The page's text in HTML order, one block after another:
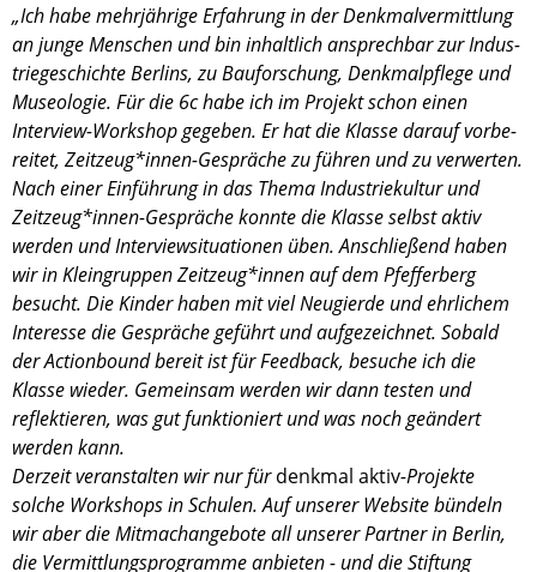
„Ich habe mehrjäh­rige Erfah­rung in der Denkmal­ver­mitt­lung
an junge Menschen und bin inhalt­lich ansprech­bar zur Indus­
trie­ge­schichte Berlins, zu Baufor­schung, Denkmal­pflege und
Museo­lo­gie. Für die 6c habe ich im Projekt schon einen
Interview-Workshop gegeben. Er hat die Klasse darauf vorbe­
rei­tet, Zeitzeug*innen-Gespräche zu führen und zu verwer­ten.
Nach einer Einfüh­rung in das Thema Indus­trie­kul­tur und
Zeitzeug*innen-Gespräche konnte die Klasse selbst aktiv
werden und Inter­view­si­tua­tio­nen üben. Anschlie­ßend haben
wir in Klein­grup­pen Zeitzeug*innen auf dem Pfeffer­berg
besucht. Die Kinder haben mit viel Neugierde und ehrli­chem
Inter­esse die Gesprä­che geführt und aufge­zeich­net. Sobald
der Action­bound bereit ist für Feedback, besuche ich die
Klasse wieder. Gemein­sam werden wir dann testen und
reflek­tie­ren, was gut funktio­niert und was noch geändert
werden kann.
Derzeit veran­stal­ten wir nur fürdenkmal aktiv-Projekte
solche Workshops in Schulen. Auf unserer Website bündeln
wir aber die Mitma­ch­an­ge­bote all unserer Partner in Berlin,
die Vermitt­lungs­pro­gramme anbie­ten - und die Stiftung